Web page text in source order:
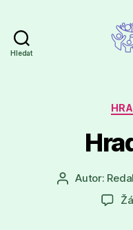
Hledat
Autor
příspěvku
Autor: